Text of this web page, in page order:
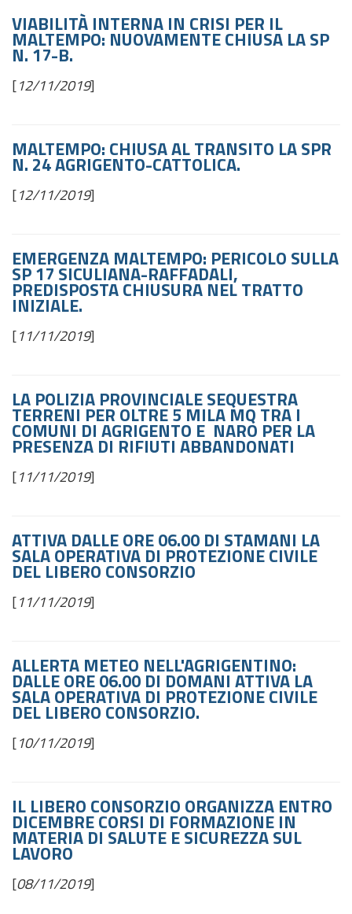
VIABILITÀ INTERNA IN CRISI PER IL
MALTEMPO: NUOVAMENTE CHIUSA LA SP
N. 17-B.
[12/11/2019]
MALTEMPO: CHIUSA AL TRANSITO LA SPR
N. 24 AGRIGENTO-CATTOLICA.
[12/11/2019]
EMERGENZA MALTEMPO: PERICOLO SULLA
SP 17 SICULIANA-RAFFADALI,
PREDISPOSTA CHIUSURA NEL TRATTO
INIZIALE.
[11/11/2019]
LA POLIZIA PROVINCIALE SEQUESTRA
TERRENI PER OLTRE 5 MILA MQ TRA I
COMUNI DI AGRIGENTO E NARO PER LA
PRESENZA DI RIFIUTI ABBANDONATI
[11/11/2019]
ATTIVA DALLE ORE 06.00 DI STAMANI LA
SALA OPERATIVA DI PROTEZIONE CIVILE
DEL LIBERO CONSORZIO
[11/11/2019]
ALLERTA METEO NELL'AGRIGENTINO:
DALLE ORE 06.00 DI DOMANI ATTIVA LA
SALA OPERATIVA DI PROTEZIONE CIVILE
DEL LIBERO CONSORZIO.
[10/11/2019]
IL LIBERO CONSORZIO ORGANIZZA ENTRO
DICEMBRE CORSI DI FORMAZIONE IN
MATERIA DI SALUTE E SICUREZZA SUL
LAVORO
[08/11/2019]